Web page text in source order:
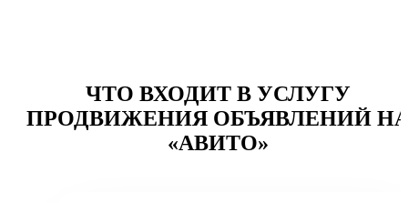
ЧТО ВХОДИТ В УСЛУГУ
ПРОДВИЖЕНИЯ ОБЪЯВЛЕНИЙ
«АВИТО»